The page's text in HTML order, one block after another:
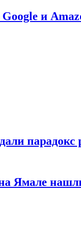
и
парадокс
Ямале